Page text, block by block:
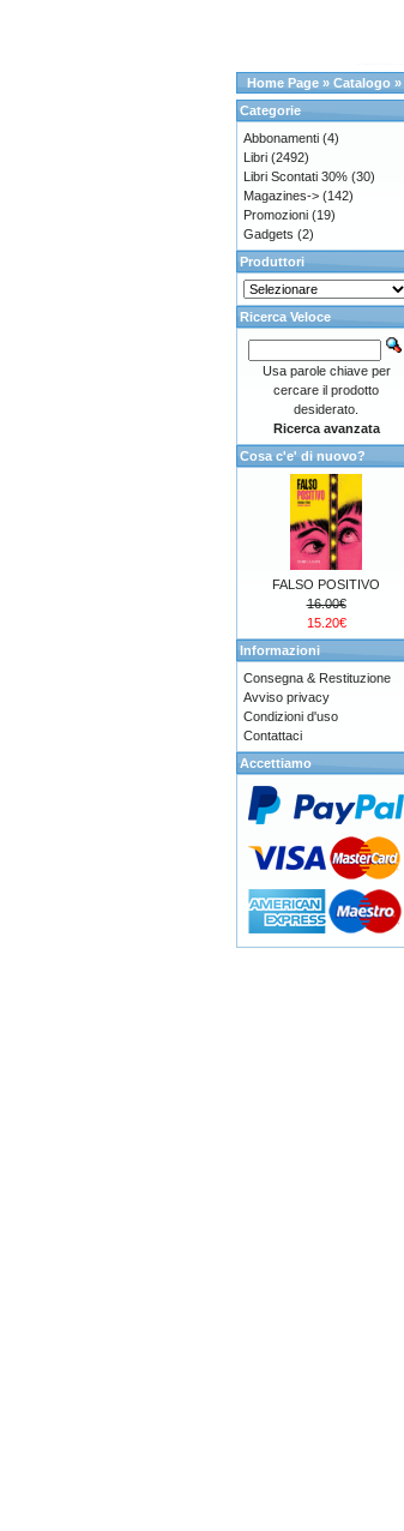
Home Page » Catalogo »
Categorie
Abbonamenti (4)
Libri (2492)
Libri Scontati 30% (30)
Magazines-> (142)
Promozioni (19)
Gadgets (2)
Produttori
Ricerca Veloce
Usa parole chiave per
cercare il prodotto
desiderato.
Ricerca avanzata
Cosa c'e' di nuovo?
FALSO POSITIVO
16.00€
15.20€
Informazioni
Consegna & Restituzione
Avviso privacy
Condizioni d'uso
Contattaci
Accettiamo